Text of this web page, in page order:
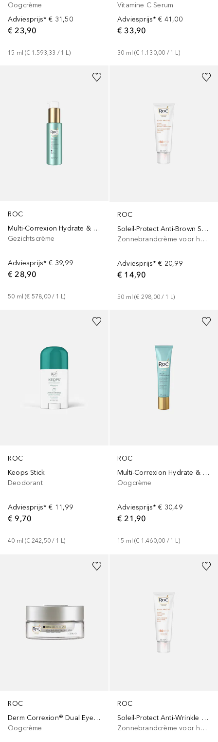
Oogcrème
Adviesprijs* € 31,50
€ 23,90
15 ml (€ 1.593,33 / 1 L)
Vitamine C Serum
Adviesprijs* € 41,00
€ 33,90
30 ml (€ 1.130,00 / 1 L)
ROC
Multi-Correxion Hydrate & Plump Daily Moisturiser SPF30
Gezichtscrème
Adviesprijs* € 39,99
€ 28,90
50 ml (€ 578,00 / 1 L)
ROC
Soleil-Protect Anti-Brown Spot Unifying Fluid SPF 50
Zonnebrandcrème voor het lichaam
Adviesprijs* € 20,99
€ 14,90
50 ml (€ 298,00 / 1 L)
ROC
Keops Stick
Deodorant
Adviesprijs* € 11,99
€ 9,70
40 ml (€ 242,50 / 1 L)
ROC
Multi-Correxion Hydrate & Plump Eye Gel Cream
Oogcrème
Adviesprijs* € 30,49
€ 21,90
15 ml (€ 1.460,00 / 1 L)
ROC
Derm Correxion® Dual Eye Cream
Oogcrème
ROC
Soleil-Protect Anti-Wrinkle Smoothing Fluid SPF 50
Zonnebrandcrème voor het lichaam